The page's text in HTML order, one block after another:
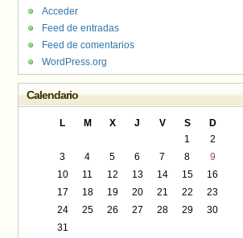
Acceder
Feed de entradas
Feed de comentarios
WordPress.org
Calendario
L M X J V S
D
1
2
3
4 5 6 7 8
9
10
11 12 13 14 15
16
17
18 19 20 21 22
23
24
25 26 27 28 29
30
31